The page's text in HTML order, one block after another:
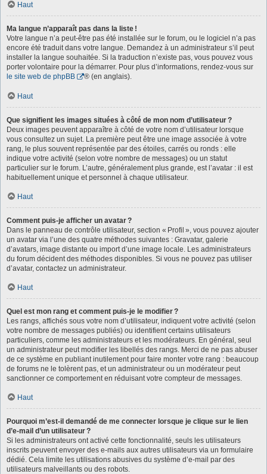
Haut
Ma langue n’apparaît pas dans la liste !
Votre langue n’a peut-être pas été installée sur le forum, ou le logiciel n’a pas
encore été traduit dans votre langue. Demandez à un administrateur s’il peut
installer la langue souhaitée. Si la traduction n’existe pas, vous pouvez vous
porter volontaire pour la démarrer. Pour plus d’informations, rendez-vous sur
le site web de phpBB
® (en anglais).
Haut
Que signifient les images situées à côté de mon nom d’utilisateur ?
Deux images peuvent apparaître à côté de votre nom d’utilisateur lorsque
vous consultez un sujet. La première peut être une image associée à votre
rang, le plus souvent représentée par des étoiles, carrés ou ronds : elle
indique votre activité (selon votre nombre de messages) ou un statut
particulier sur le forum. L’autre, généralement plus grande, est l’avatar : il est
habituellement unique et personnel à chaque utilisateur.
Haut
Comment puis-je afficher un avatar ?
Dans le panneau de contrôle utilisateur, section « Profil », vous pouvez ajouter
un avatar via l’une des quatre méthodes suivantes : Gravatar, galerie
d’avatars, image distante ou import d’une image locale. Les administrateurs
du forum décident des méthodes disponibles. Si vous ne pouvez pas utiliser
d’avatar, contactez un administrateur.
Haut
Quel est mon rang et comment puis-je le modifier ?
Les rangs, affichés sous votre nom d’utilisateur, indiquent votre activité (selon
votre nombre de messages publiés) ou identifient certains utilisateurs
particuliers, comme les administrateurs et les modérateurs. En général, seul
un administrateur peut modifier les libellés des rangs. Merci de ne pas abuser
de ce système en publiant inutilement pour faire monter votre rang : beaucoup
de forums ne le tolèrent pas, et un administrateur ou un modérateur peut
sanctionner ce comportement en réduisant votre compteur de messages.
Haut
Pourquoi m’est-il demandé de me connecter lorsque je clique sur le lien
d’e-mail d’un utilisateur ?
Si les administrateurs ont activé cette fonctionnalité, seuls les utilisateurs
inscrits peuvent envoyer des e-mails aux autres utilisateurs via un formulaire
dédié. Cela limite les utilisations abusives du système d’e-mail par des
utilisateurs malveillants ou des robots.